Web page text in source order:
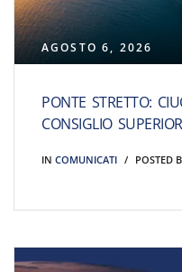
AGOSTO 6, 2026
PONTE STRETTO:
CONSIGLIO
IN COMUNICATI POSTED